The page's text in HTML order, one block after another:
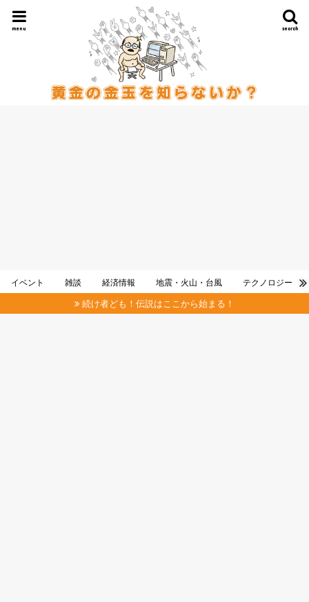
search
menu
イベント 雑談 経済情報 地震・火山・台風 テクノロジー
続け者ども！伝説はここから始まる！